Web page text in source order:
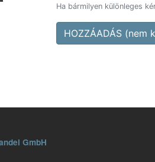
Ha bármilyen különleges
HOZZÁADÁS (nem
GmbH